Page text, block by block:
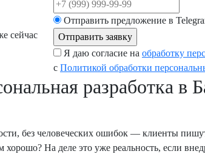
сейчас
Отправить предложение в
Я даю согласие на обработку
с Политикой обработки
разработка в
без человеческих ошибок — клиенты
На деле это уже реальность, если